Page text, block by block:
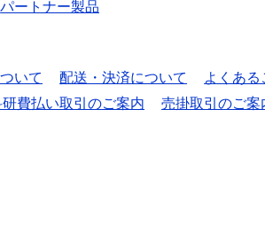
パートナー製品
いて 配送・決済について
よくある
費払い取引のご案内 売掛取引のご案